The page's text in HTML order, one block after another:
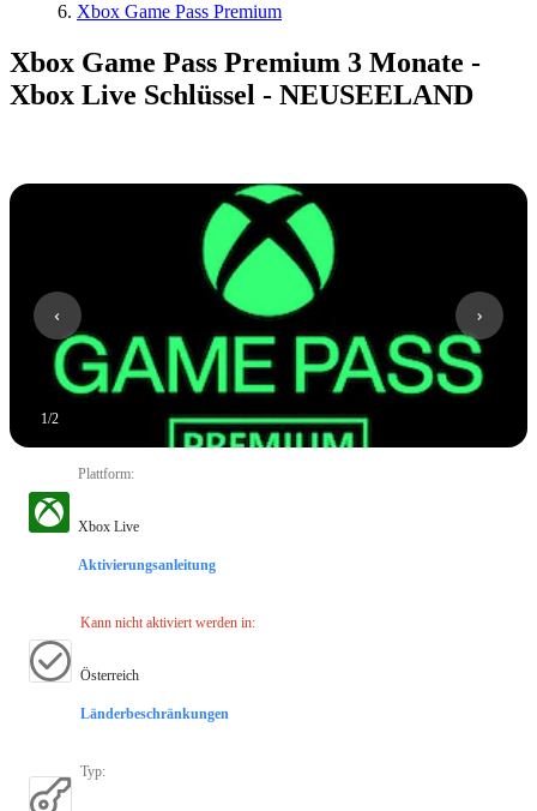
Xbox Game Pass Premium
Xbox Game Pass Premium 3 Monate -
Xbox Live Schlüssel - NEUSEELAND
1/2
Plattform:
Xbox Live
Aktivierungsanleitung
Kann nicht aktiviert werden in:
Österreich
Länderbeschränkungen
Typ: